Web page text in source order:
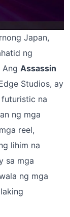
Japan,
ng
Ang Assassin
Studios, ay
na
ng mga
reel,
lihim na
sa mga
ng mga